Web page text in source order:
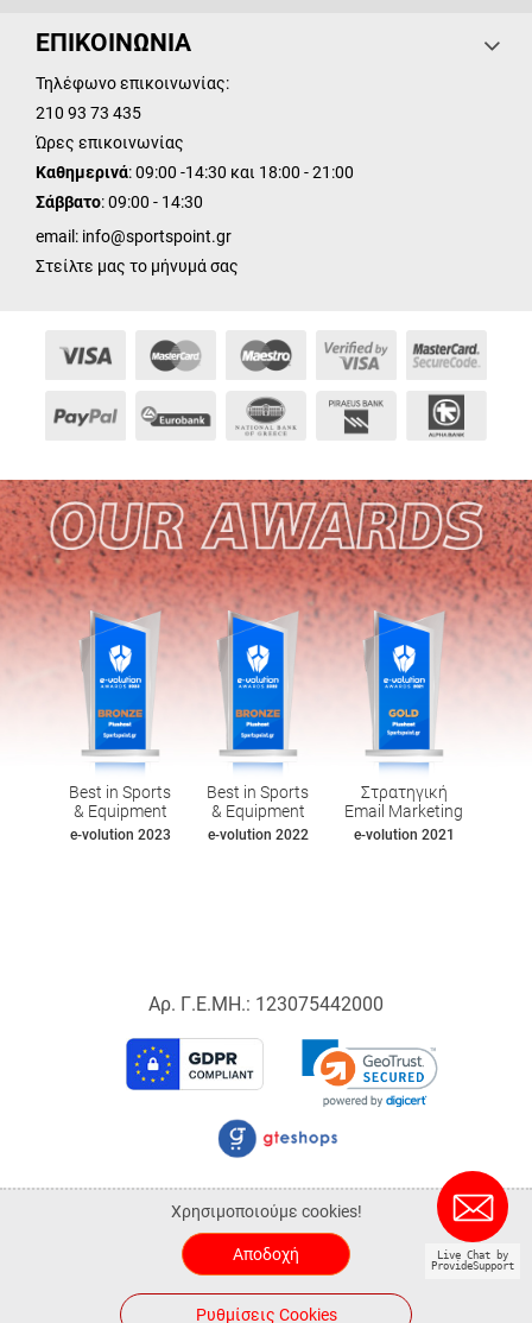
ΕΠΙΚΟΙΝΩΝΙΑ
Τηλέφωνο επικοινωνίας:
210 93 73 435
Ώρες επικοινωνίας
Καθημερινά: 09:00 -14:30 και 18:00 - 21:00
Σάββατο: 09:00 - 14:30
email: info@sportspoint.gr
Στείλτε μας το μήνυμά σας
Best in Sports
& Equipment
e-volution 2023
Best in Sports
& Equipment
e-volution 2022
Στρατηγική
Email Marketing
e-volution 2021
Αρ. Γ.Ε.ΜΗ.: 123075442000
© 2026 Sportspoint.gr.
ALL-IN-ONE eCommerce Business Development by Plushost.gr
0
Χρησιμοποιούμε cookies!
Αποδοχή
Ρυθμίσεις Cookies
Live Chat by
ProvideSupport